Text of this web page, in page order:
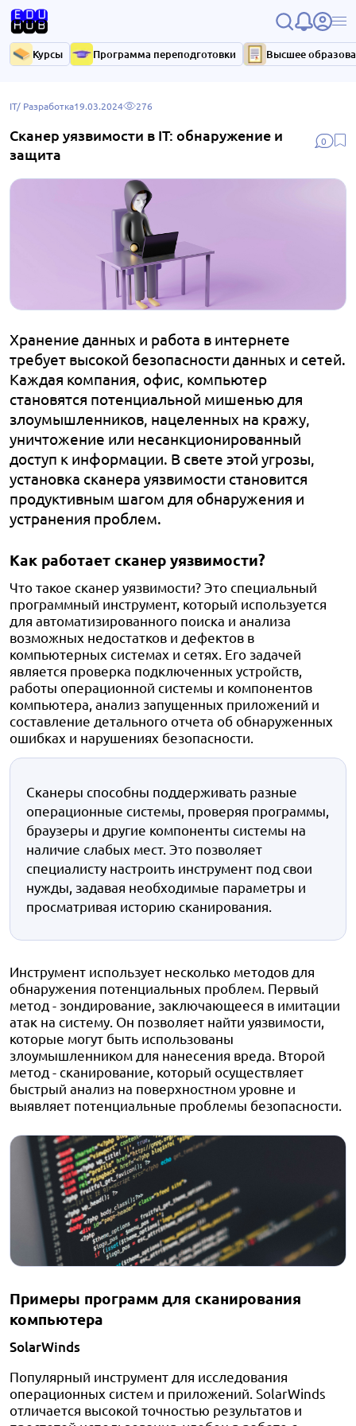
Курсы Программа переподготовки Высшее
0
IT/ Разработка19.03.2024 276
Сканер уязвимости в IT: обнаружение и
защита
Хранение данных и работа в интернете
требует высокой безопасности данных и сетей.
Каждая компания, офис, компьютер
становятся потенциальной мишенью для
злоумышленников, нацеленных на кражу,
уничтожение или несанкционированный
доступ к информации. В свете этой угрозы,
установка сканера уязвимости становится
продуктивным шагом для обнаружения и
устранения проблем.
Как работает сканер уязвимости?
Что такое сканер уязвимости? Это специальный
программный инструмент, который используется
для автоматизированного поиска и анализа
возможных недостатков и дефектов в
компьютерных системах и сетях. Его задачей
является проверка подключенных устройств,
работы операционной системы и компонентов
компьютера, анализ запущенных приложений и
составление детального отчета об обнаруженных
ошибках и нарушениях безопасности.
Сканеры способны поддерживать разные
операционные системы, проверяя программы,
браузеры и другие компоненты системы на
наличие слабых мест. Это позволяет
специалисту настроить инструмент под свои
нужды, задавая необходимые параметры и
просматривая историю сканирования.
Инструмент использует несколько методов для
обнаружения потенциальных проблем. Первый
метод - зондирование, заключающееся в имитации
атак на систему. Он позволяет найти уязвимости,
которые могут быть использованы
злоумышленником для нанесения вреда. Второй
метод - сканирование, который осуществляет
быстрый анализ на поверхностном уровне и
выявляет потенциальные проблемы безопасности.
Примеры программ для сканирования
компьютера
SolarWinds
Популярный инструмент для исследования
операционных систем и приложений. SolarWinds
отличается высокой точностью результатов и